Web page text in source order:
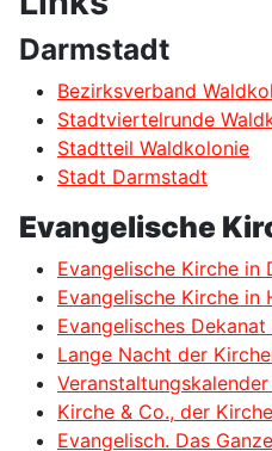
Darmstadt
Bezirksverband
Stadtviertelrunde
Stadtteil Waldkolonie
Stadt Darmstadt
Evangelische
Evangelische Kirche in
Evangelische Kirche in
Evangelisches
Lange Nacht der
Kirche & Co., der
Evangelisch. Das